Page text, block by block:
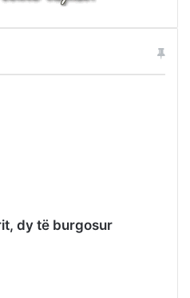
dy të burgosur